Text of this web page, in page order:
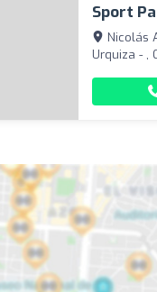
Sport
Nicolás
Urquiza - ,